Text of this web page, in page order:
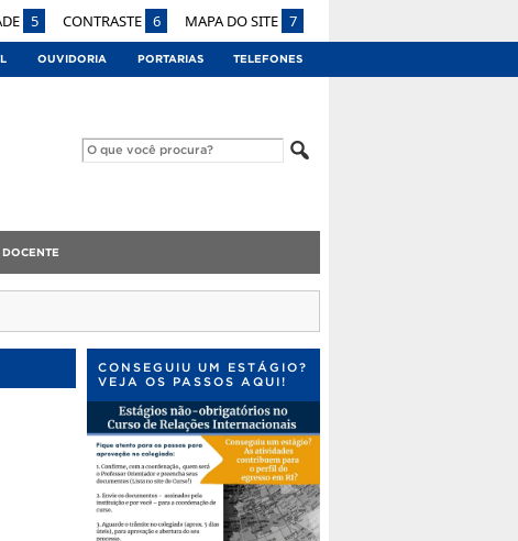
5 CONTRASTE 6 MAPA DO SITE 7
OUVIDORIA PORTARIAS TELEFONES
CONSEGUIU UM ESTÁGIO?
VEJA OS PASSOS AQUI!